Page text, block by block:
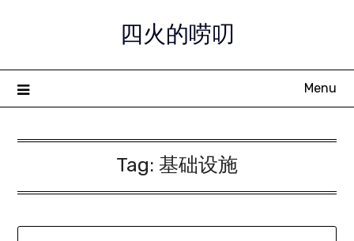
四火的唠叨
Menu
Tag: 基础设施